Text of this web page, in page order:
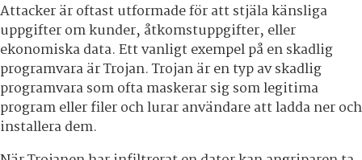
Attacker är oftast utformade för att stjäla känsliga
uppgifter om kunder, åtkomstuppgifter, eller
ekonomiska data. Ett vanligt exempel på en skadlig
programvara är Trojan. Trojan är en typ av skadlig
programvara som ofta maskerar sig som legitima
program eller filer och lurar användare att ladda ner och
installera dem.